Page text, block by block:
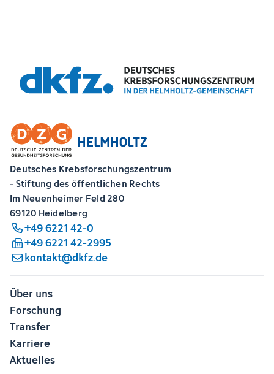
Deutsches Krebsforschungszentrum
- Stiftung des öffentlichen Rechts
Im Neuenheimer Feld 280
69120 Heidelberg
+49 6221 42-0
+49 6221 42-2995
kontakt@dkfz.de
Über uns
Forschung
Transfer
Karriere
Aktuelles